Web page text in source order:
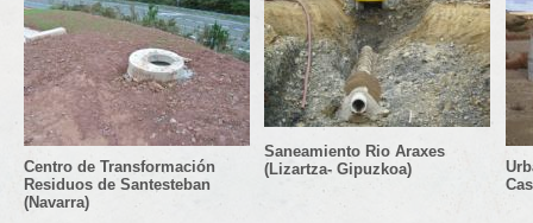
Centro de Transformación
Residuos de Santesteban
(Navarra)
Saneamiento Rio Araxes
(Lizartza- Gipuzkoa)